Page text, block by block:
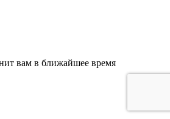
вам в ближайшее время